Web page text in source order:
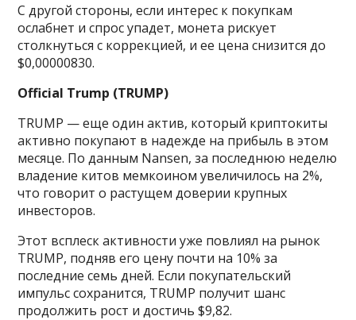
С другой стороны, если интерес к покупкам
ослабнет и спрос упадет, монета рискует
столкнуться с коррекцией, и ее цена снизится до
$0,00000830.
Official Trump (TRUMP)
TRUMP — еще один актив, который криптокиты
активно покупают в надежде на прибыль в этом
месяце. По данным Nansen, за последнюю неделю
владение китов мемкоином увеличилось на 2%,
что говорит о растущем доверии крупных
инвесторов.
Этот всплеск активности уже повлиял на рынок
TRUMP, подняв его цену почти на 10% за
последние семь дней. Если покупательский
импульс сохранится, TRUMP получит шанс
продолжить рост и достичь $9,82.